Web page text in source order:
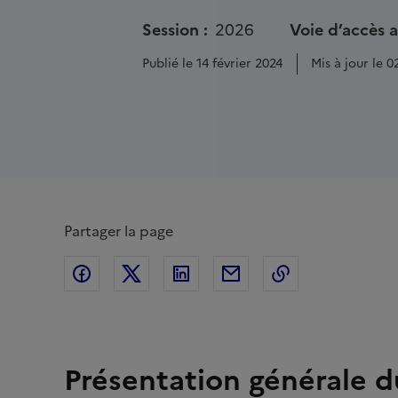
Session : 2026 Voie d’accès
Publié le 14 février 2024
Mis à jour le
Partager la page
Partager sur Facebook
Partager sur Twitter
Partager sur Linkedin
Partager par Email
Présentation générale